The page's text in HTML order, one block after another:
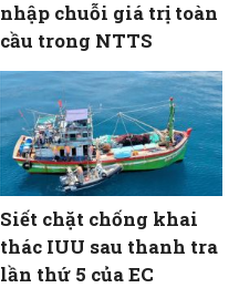
nhập chuỗi giá trị toàn
cầu trong NTTS
Siết chặt chống khai
thác IUU sau thanh tra
lần thứ 5 của EC